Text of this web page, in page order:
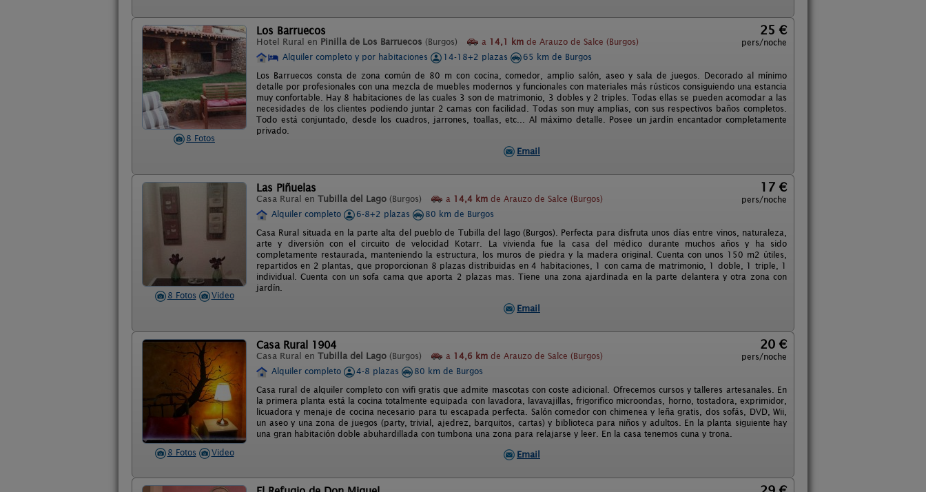
8 Fotos
Los Barruecos
Hotel Rural en Pinilla de Los Barruecos (Burgos) a 14,1 km de Arauzo de Salce (Burgos)
25 €
pers/noche
Alquiler completo y por habitaciones
14-18+2 plazas
65 km de Burgos
Los Barruecos consta de zona común de 80 m con cocina, comedor, amplio salón, aseo y sala de juegos. Decorado al mínimo
detalle por profesionales con una mezcla de muebles modernos y funcionales con materiales más rústicos consiguiendo una estancia
muy confortable. Hay 8 habitaciones de las cuales 3 son de matrimonio, 3 dobles y 2 triples. Todas ellas se pueden acomodar a las
necesidades de los clientes podiendo juntar 2 camas con facilidad. Todas son muy amplias, con sus respectivos baños completos.
Todo está conjuntado, desde los cuadros, jarrones, toallas, etc... Al máximo detalle. Posee un jardín encantador completamente
privado.
Email
8 Fotos Video
Las Piñuelas
Casa Rural en Tubilla del Lago (Burgos) a 14,4 km de Arauzo de Salce (Burgos)
17 €
pers/noche
Alquiler completo
6-8+2 plazas
80 km de Burgos
Casa Rural situada en la parte alta del pueblo de Tubilla del lago (Burgos). Perfecta para disfruta unos días entre vinos, naturaleza,
arte y diversión con el circuito de velocidad Kotarr. La vivienda fue la casa del médico durante muchos años y ha sido
completamente restaurada, manteniendo la estructura, los muros de piedra y la madera original. Cuenta con unos 150 m2 útiles,
repartidos en 2 plantas, que proporcionan 8 plazas distribuidas en 4 habitaciones, 1 con cama de matrimonio, 1 doble, 1 triple, 1
individual. Cuenta con un sofa cama que aporta 2 plazas mas. Tiene una zona ajardinada en la parte delantera y otra zona con
jardín.
Email
8 Fotos Video
Casa Rural 1904
Casa Rural en Tubilla del Lago (Burgos) a 14,6 km de Arauzo de Salce (Burgos)
20 €
pers/noche
Alquiler completo
4-8 plazas
80 km de Burgos
Casa rural de alquiler completo con wifi gratis que admite mascotas con coste adicional. Ofrecemos cursos y talleres artesanales. En
la primera planta está la cocina totalmente equipada con lavadora, lavavajillas, frigorifico microondas, horno, tostadora, exprimidor,
licuadora y menaje de cocina necesario para tu escapada perfecta. Salón comedor con chimenea y leña gratis, dos sofás, DVD, Wii,
un aseo y una zona de juegos (party, trivial, ajedrez, barquitos, cartas) y biblioteca para niños y adultos. En la planta siguiente hay
una gran habitación doble abuhardillada con tumbona una zona para relajarse y leer. En la casa tenemos cuna y trona.
Email